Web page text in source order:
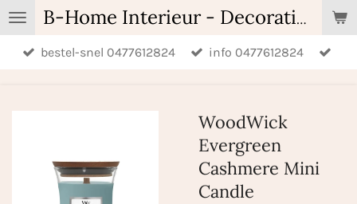
Ga
direct
naar
B-Home Interieur - Decoratie & Geschenken - Geurartikelen
bestel-snel 0477612824 info 0477612824
WoodWick
Evergreen
Cashmere Mini
Candle